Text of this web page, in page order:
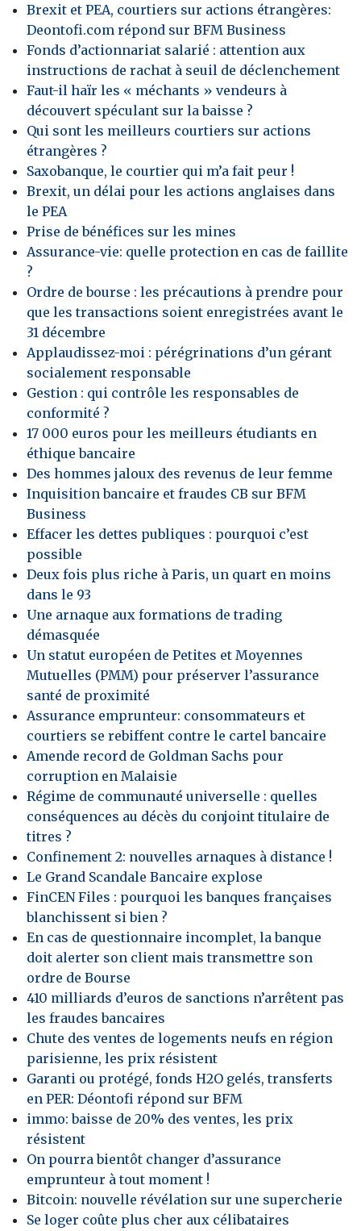
Brexit et PEA, courtiers sur actions étrangères:
Deontofi.com répond sur BFM Business
Fonds d’actionnariat salarié : attention aux
instructions de rachat à seuil de déclenchement
Faut-il haïr les « méchants » vendeurs à
découvert spéculant sur la baisse ?
Qui sont les meilleurs courtiers sur actions
étrangères ?
Saxobanque, le courtier qui m’a fait peur !
Brexit, un délai pour les actions anglaises dans
le PEA
Prise de bénéfices sur les mines
Assurance-vie: quelle protection en cas de faillite
?
Ordre de bourse : les précautions à prendre pour
que les transactions soient enregistrées avant le
31 décembre
Applaudissez-moi : pérégrinations d’un gérant
socialement responsable
Gestion : qui contrôle les responsables de
conformité ?
17 000 euros pour les meilleurs étudiants en
éthique bancaire
Des hommes jaloux des revenus de leur femme
Inquisition bancaire et fraudes CB sur BFM
Business
Effacer les dettes publiques : pourquoi c’est
possible
Deux fois plus riche à Paris, un quart en moins
dans le 93
Une arnaque aux formations de trading
démasquée
Un statut européen de Petites et Moyennes
Mutuelles (PMM) pour préserver l’assurance
santé de proximité
Assurance emprunteur: consommateurs et
courtiers se rebiffent contre le cartel bancaire
Amende record de Goldman Sachs pour
corruption en Malaisie
Régime de communauté universelle : quelles
conséquences au décès du conjoint titulaire de
titres ?
Confinement 2: nouvelles arnaques à distance !
Le Grand Scandale Bancaire explose
FinCEN Files : pourquoi les banques françaises
blanchissent si bien ?
En cas de questionnaire incomplet, la banque
doit alerter son client mais transmettre son
ordre de Bourse
410 milliards d’euros de sanctions n’arrêtent pas
les fraudes bancaires
Chute des ventes de logements neufs en région
parisienne, les prix résistent
Garanti ou protégé, fonds H2O gelés, transferts
en PER: Déontofi répond sur BFM
immo: baisse de 20% des ventes, les prix
résistent
On pourra bientôt changer d’assurance
emprunteur à tout moment !
Bitcoin: nouvelle révélation sur une supercherie
Se loger coûte plus cher aux célibataires